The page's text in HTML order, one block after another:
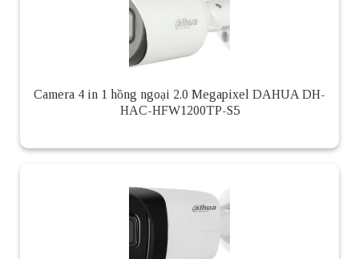
Camera 4 in 1 hồng ngoại 2.0 Megapixel DAHUA DH-
HAC-HFW1200TP-S5